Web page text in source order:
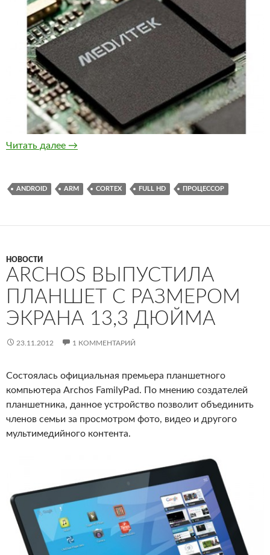
Читать далее Новый чип MediaTek с применением 4-
→
ANDROID ARM CORTEX FULL HD ПРОЦЕССОР
НОВОСТИ
ARCHOS ВЫПУСТИЛА
ПЛАНШЕТ С РАЗМЕРОМ
ЭКРАНА 13,3 ДЮЙМА
23.11.2012 1 КОММЕНТАРИЙ
Состоялась официальная премьера планшетного
компьютера Archos FamilyPad. По мнению создателей
планшетника, данное устройство позволит объединить
членов семьи за просмотром фото, видео и другого
мультимедийного контента.